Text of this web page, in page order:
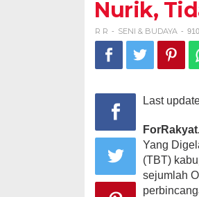
Nurik,
R R - SENI & BUDAYA -
Last
Yang
(TBT)
sejumlah